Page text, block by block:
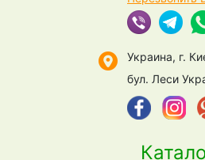
Украина, г.
бул. Леси